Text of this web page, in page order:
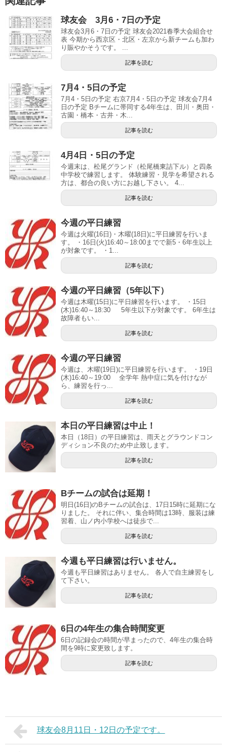
球友会 3月6・7日の予定
球友会3月6・7日の予定 球友会2021春季大会組合せ
表 今期から西京区・北区・左京から新チームも加わ
り賑やかそうです。 ...
記事を読む
7月4・5日の予定
7月4・5日の予定 右京7月4・5日の予定 球友会7月4
日の予定 Bチームに帯同する4年生は、田川・奥田・
古園・橋本・古井・木...
記事を読む
4月4日・5日の予定
今週末は、松尾グランド（松尾橋東詰下ル）と四条
中学校で練習します。 体験練習・見学を希望される
方は、都合の良い方にお越し下さい。 4...
記事を読む
今週の平日練習
今週は火曜(16日)・木曜(18日)に平日練習を行いま
す。 ・16日(火)16:40～18:00までで新5・6年生以上
が対象です。 ・1...
記事を読む
今週の平日練習（5年以下）
今週は木曜(15日)に平日練習を行います。 ・15日
(木)16:40～18:30 5年生以下が対象です。 6年生は
故障者もい...
記事を読む
今週の平日練習
今週は、木曜(19日)に平日練習を行います。 ・19日
(木)16:40～19:00 全学年 熱中症に気を付けなが
ら、練習を行っ...
記事を読む
本日の平日練習は中止！
本日（18日）の平日練習は、雨天とグラウンドコン
ディション不良のため中止致します。
記事を読む
Bチームの試合は延期！
明日(16日)のBチームの試合は、17日15時に延期にな
りました。 それに伴い、集合時間は13時、服装は練
習着、山ノ内小学校へは徒歩で...
記事を読む
今週も平日練習は行いません。
今週も平日練習はありません。 各人で自主練習をし
て下さい。
記事を読む
6日の4年生の集合時間変更
6日の記録会の時間が早まったので、4年生の集合時
間を9時に変更致します。
記事を読む
球友会8月11日・12日の予定です。